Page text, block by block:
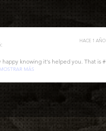
happy knowing it's helped you. That is #
MOSTRAR MÁS
HACE 1 AÑO